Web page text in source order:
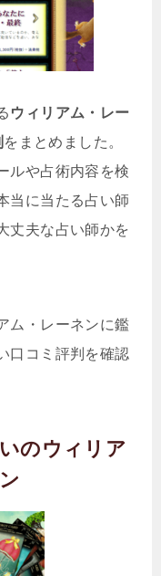
ウィリアム・レー
をまとめました。
ルや占術内容を検
当に当たる占い師
丈夫な占い師かを
ム・レーネンに鑑
口コミ評判を確認
のウィリア